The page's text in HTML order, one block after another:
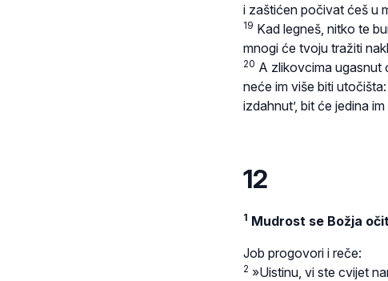
i zaštićen počivat ćeš u
19 Kad legneš, nitko te
mnogi će tvoju tražiti
20 A zlikovcima ugasnut
neće im više biti utočišta:
izdahnut’, bit će jedina
12
1 Mudrost se Božja
Job progovori i reče:
2 »Uistinu, vi ste cvijet